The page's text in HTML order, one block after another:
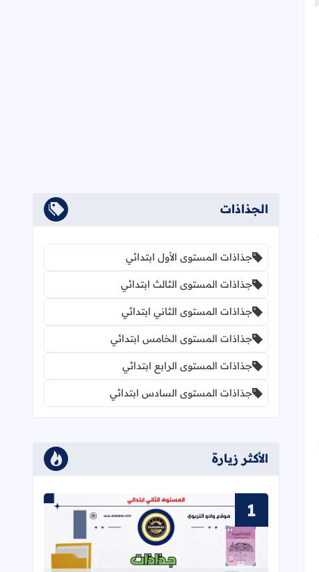
الجذاذات
جذاذات المستوى الأول ابتدائي
جذاذات المستوى الثالث ابتدائي
جذاذات المستوى الثاني ابتدائي
جذاذات المستوى الخامس ابتدائي
جذاذات المستوى الرابع ابتدائي
جذاذات المستوى السادس ابتدائي
الأكثر زيارة
قراءة المزيد عن جذاذات في رحاب